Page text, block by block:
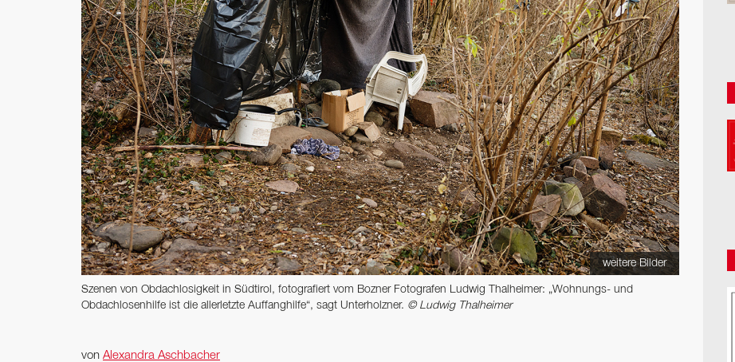
weitere Bilder
Szenen von Obdachlosigkeit in Südtirol, fotografiert vom Bozner Fotografen Ludwig Thalheimer: „Wohnungs- und
Obdachlosenhilfe ist die allerletzte Auffanghilfe“, sagt Unterholzner. © Ludwig Thalheimer
von Alexandra Aschbacher